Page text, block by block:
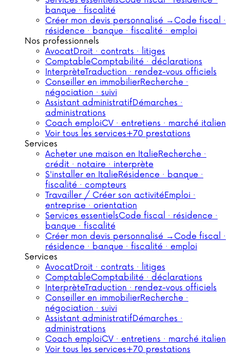
banque · fiscalité
Créer mon devis personnalisé → Code fiscal ·
résidence · banque · fiscalité · emploi
Nos professionnels
AvocatDroit · contrats · litiges
ComptableComptabilité · déclarations
InterprèteTraduction · rendez-vous officiels
Conseiller en immobilierRecherche ·
négociation · suivi
Assistant administratifDémarches ·
administrations
Coach emploiCV · entretiens · marché italien
Voir tous les services+70 prestations
Services
Acheter une maison en ItalieRecherche ·
crédit · notaire · interprète
S'installer en ItalieRésidence · banque ·
fiscalité · compteurs
Travailler / Créer son activitéEmploi ·
entreprise · orientation
Services essentielsCode fiscal · résidence ·
banque · fiscalité
Créer mon devis personnalisé → Code fiscal ·
résidence · banque · fiscalité · emploi
Services
AvocatDroit · contrats · litiges
ComptableComptabilité · déclarations
InterprèteTraduction · rendez-vous officiels
Conseiller en immobilierRecherche ·
négociation · suivi
Assistant administratifDémarches ·
administrations
Coach emploiCV · entretiens · marché italien
Voir tous les services+70 prestations